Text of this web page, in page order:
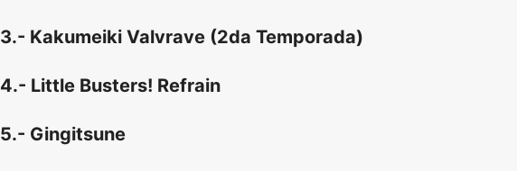
3.- Kakumeiki Valvrave (2da Temporada)
4.- Little Busters! Refrain
5.- Gingitsune